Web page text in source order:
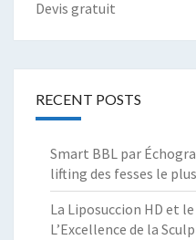
Devis gratuit
RECENT POSTS
Smart BBL par
lifting des fesses le
La Liposuccion HD et
L’Excellence de la